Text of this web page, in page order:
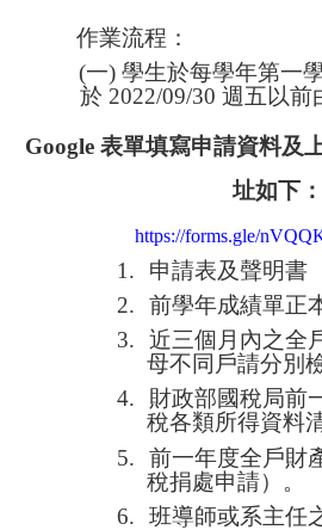
作業流程：
(一) 學生於每學年第一
於 2022/09/30 週五以前
Google 表單填寫申請資料及
址如下：
https://forms.gle/
1.
申請表及聲明書
2.
前學年成績單正
3.
近三個月內之全
母不同戶請分別
4.
財政部國稅局前
稅各類所得資料
5.
前一年度全戶財
稅捐處申請）。
6.
班導師或系主任